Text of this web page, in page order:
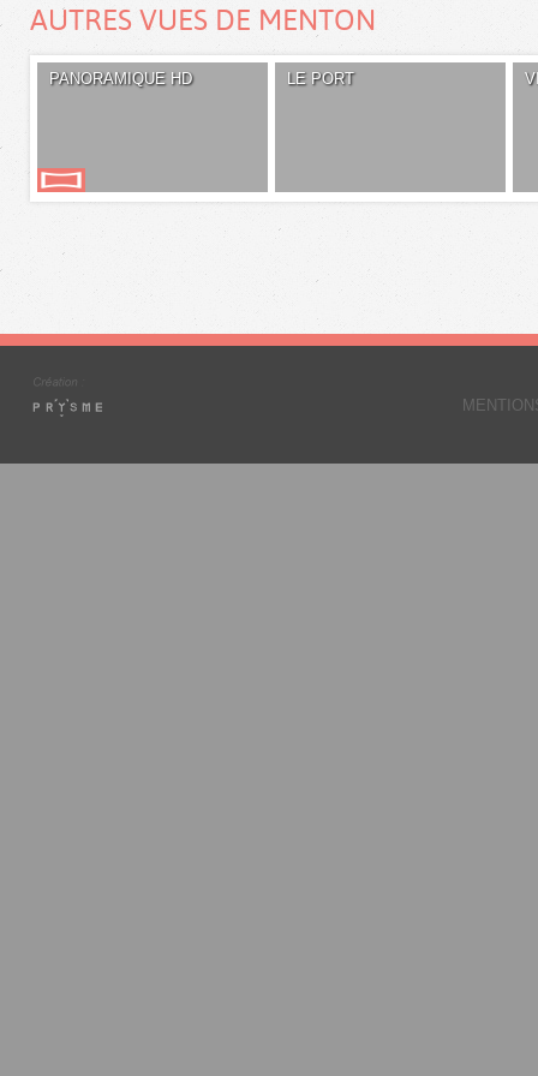
AUTRES VUES DE MENTON
PANORAMIQUE HD LE PORT